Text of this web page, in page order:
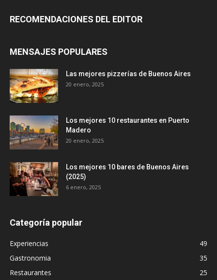
RECOMENDACIONES DEL EDITOR
MENSAJES POPULARES
Las mejores pizzerías de Buenos Aires
20 enero, 2025
Los mejores 10 restaurantes en Puerto
Madero
20 enero, 2025
Los mejores 10 bares de Buenos Aires
(2025)
6 enero, 2025
Categoría popular
Experiencias
49
Gastronomia
35
Restaurantes
25